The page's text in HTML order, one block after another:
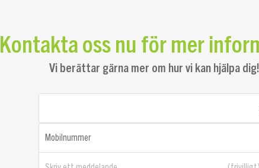
Kontakta oss nu för mer
Vi berättar gärna mer om hur vi kan hjälpa dig!
Mobilnummer